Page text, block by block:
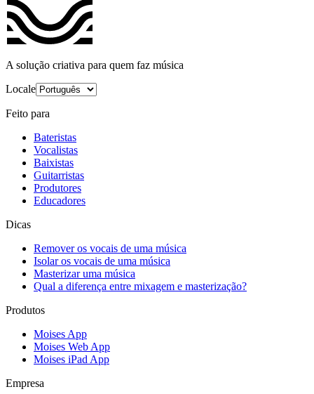
A solução criativa para quem faz música
Locale
Feito para
Bateristas
Vocalistas
Baixistas
Guitarristas
Produtores
Educadores
Dicas
Remover os vocais de uma música
Isolar os vocais de uma música
Masterizar uma música
Qual a diferença entre mixagem e masterização?
Produtos
Moises App
Moises Web App
Moises iPad App
Empresa